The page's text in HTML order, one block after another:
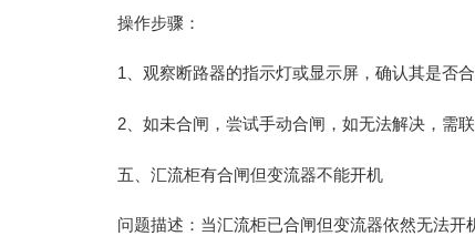
操作步骤：
1、观察断路器的指示灯或显示屏，确认其是否合
2、如未合闸，尝试手动合闸，如无法解决，需
五、汇流柜有合闸但变流器不能开机
问题描述：当汇流柜已合闸但变流器依然无法开